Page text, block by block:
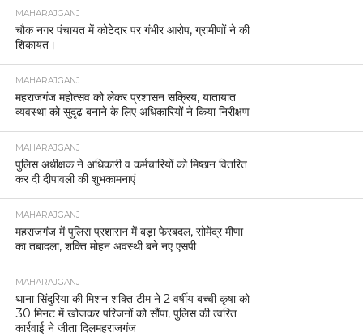
MAHARAJGANJ
चौक नगर पंचायत में कोटेदार पर गंभीर आरोप, ग्रामीणों ने की
शिकायत।
MAHARAJGANJ
महराजगंज महोत्सव को लेकर प्रशासन सक्रिय, यातायात
व्यवस्था को सुदृढ़ बनाने के लिए अधिकारियों ने किया निरीक्षण
MAHARAJGANJ
पुलिस अधीक्षक ने अधिकारी व कर्मचारियों को मिष्ठान वितरित
कर दी दीपावली की शुभकामनाएं
MAHARAJGANJ
महराजगंज में पुलिस प्रशासन में बड़ा फेरबदल, सोमेंद्र मीणा
का तबादला, शक्ति मोहन अवस्थी बने नए एसपी
MAHARAJGANJ
थाना सिंदुरिया की मिशन शक्ति टीम ने 2 वर्षीय बच्ची कृषा को
30 मिनट में खोजकर परिजनों को सौंपा, पुलिस की त्वरित
कार्रवाई ने जीता दिलमहराजगंज